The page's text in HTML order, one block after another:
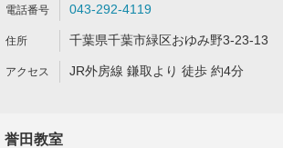
043-292-4119
千葉県千葉市緑区おゆみ野3-23-13
JR外房線 鎌取より 徒歩 約4分
誉田教室